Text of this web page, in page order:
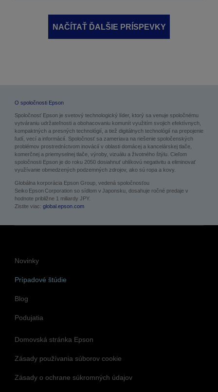
NAČÍTAŤ ĎALŠIE PRÍSPEVKY
O spoločnosti Epson
Spoločnosť Epson je svetový technologický líder, ktorý sa venuje spoločnému
vytváraniu udržateľnosti a obohacovaniu komunít využitím svojich efektívnych,
kompaktných a presných technológií, a tiež digitálnych technológií na prepojenie
ľudí, vecí a informácií. Spoločnosť sa zameriava na riešenie spoločenských
problémov prostredníctvom inovácií v oblasti domácej a kancelárskej tlače,
komerčnej a priemyselnej tlače, výroby, vizuálu a životného štýlu. Cieľom
spoločnosti Epson je do roku 2050 dosiahnuť uhlíkovú negativitu a eliminovať
využívanie obmedzených podzemných zdrojov, ako sú ropa a kovy.
Globálna korporácia Epson Group, vedená spoločnosťou
Seiko Epson Corporation so sídlom v Japonsku, dosahuje ročné predaje v
hodnote približne 1 miliardy JPY.
Zistite viac: global.epson.com
Novinky
Prípadové štúdie
Blog
Podujatia
Domovská stránka Epson
Zásady používania súborov cookie
Zásady o ochrane súkromných údajov